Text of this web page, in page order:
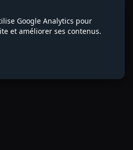
Google Analytics pour
et améliorer ses contenus.